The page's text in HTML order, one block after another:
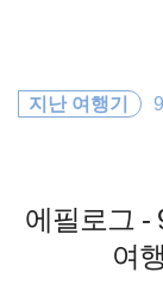
로
에필로그 -
여
지난 여행기
해외여행
워킹홀리데